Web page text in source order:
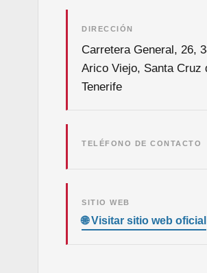
DIRECCIÓN
Carretera General, 26,
Arico Viejo, Santa Cruz
Tenerife
TELÉFONO DE CONTACTO
SITIO WEB